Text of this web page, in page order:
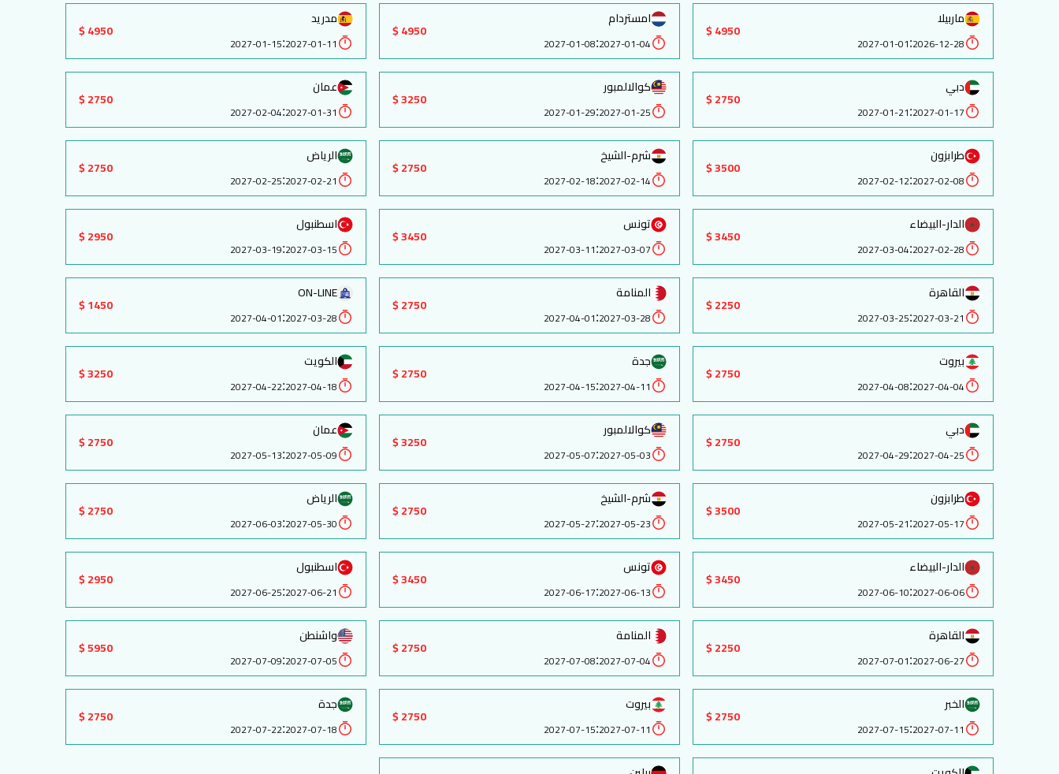
ماربيلا
2026-12-28
:
2027-01-01
4950 $
امستردام
2027-01-04
:
2027-01-08
4950 $
مدريد
2027-01-11
:
2027-01-15
4950 $
دبي
2027-01-17
:
2027-01-21
2750 $
كوالالمبور
2027-01-25
:
2027-01-29
3250 $
عمان
2027-01-31
:
2027-02-04
2750 $
طرابزون
2027-02-08
:
2027-02-12
3500 $
شرم-الشيخ
2027-02-14
:
2027-02-18
2750 $
الرياض
2027-02-21
:
2027-02-25
2750 $
الدار-البيضاء
2027-02-28
:
2027-03-04
3450 $
تونس
2027-03-07
:
2027-03-11
3450 $
اسطنبول
2027-03-15
:
2027-03-19
2950 $
القاهرة
2027-03-21
:
2027-03-25
2250 $
المنامة
2027-03-28
:
2027-04-01
2750 $
ON-LINE
2027-03-28
:
2027-04-01
1450 $
بيروت
2027-04-04
:
2027-04-08
2750 $
جدة
2027-04-11
:
2027-04-15
2750 $
الكويت
2027-04-18
:
2027-04-22
3250 $
دبي
2027-04-25
:
2027-04-29
2750 $
كوالالمبور
2027-05-03
:
2027-05-07
3250 $
عمان
2027-05-09
:
2027-05-13
2750 $
طرابزون
2027-05-17
:
2027-05-21
3500 $
شرم-الشيخ
2027-05-23
:
2027-05-27
2750 $
الرياض
2027-05-30
:
2027-06-03
2750 $
الدار-البيضاء
2027-06-06
:
2027-06-10
3450 $
تونس
2027-06-13
:
2027-06-17
3450 $
اسطنبول
2027-06-21
:
2027-06-25
2950 $
القاهرة
2027-06-27
:
2027-07-01
2250 $
المنامة
2027-07-04
:
2027-07-08
2750 $
واشنطن
2027-07-05
:
2027-07-09
5950 $
الخبر
2027-07-11
:
2027-07-15
2750 $
بيروت
2027-07-11
:
2027-07-15
2750 $
جدة
2027-07-18
:
2027-07-22
2750 $